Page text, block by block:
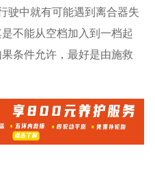
驶中就有可能遇到离合器失
不能从空档加入到一档起
条件允许，最好是由施救